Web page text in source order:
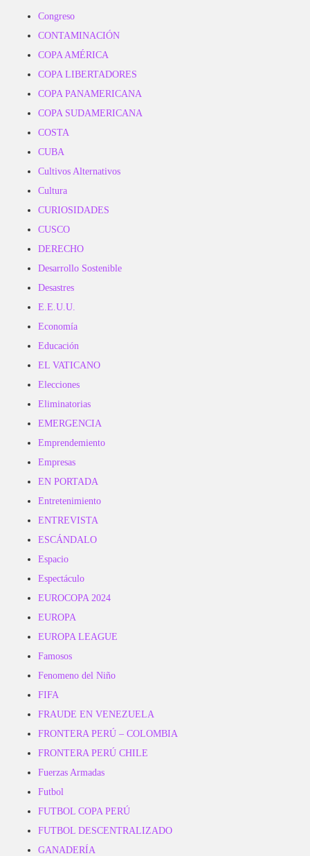
Congreso
CONTAMINACIÓN
COPA AMÉRICA
COPA LIBERTADORES
COPA PANAMERICANA
COPA SUDAMERICANA
COSTA
CUBA
Cultivos Alternativos
Cultura
CURIOSIDADES
CUSCO
DERECHO
Desarrollo Sostenible
Desastres
E.E.U.U.
Economía
Educación
EL VATICANO
Elecciones
Eliminatorias
EMERGENCIA
Emprendemiento
Empresas
EN PORTADA
Entretenimiento
ENTREVISTA
ESCÁNDALO
Espacio
Espectáculo
EUROCOPA 2024
EUROPA
EUROPA LEAGUE
Famosos
Fenomeno del Niño
FIFA
FRAUDE EN VENEZUELA
FRONTERA PERÚ – COLOMBIA
FRONTERA PERÚ CHILE
Fuerzas Armadas
Futbol
FUTBOL COPA PERÚ
FUTBOL DESCENTRALIZADO
GANADERÍA